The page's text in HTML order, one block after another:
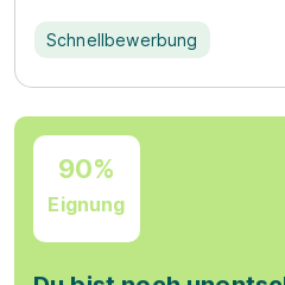
Schnellbewerbung
90%
Eignung